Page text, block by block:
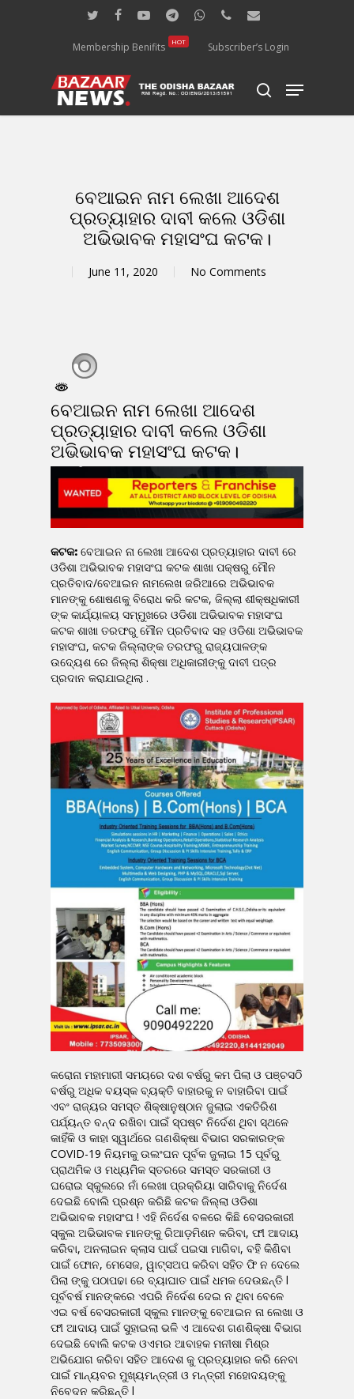
twitter facebookyoutubetelegramwhatsappphoneemail
Membership Benifits
HOT
Subscriber’s Login
search
Menu
ବେଆଇନ ନାମ ଲେଖା ଆଦେଶ
ପ୍ରତ୍ୟାହାର ଦାବୀ କଲେ ଓଡିଶା
ଅଭିଭାବକ ମହାସଂଘ କଟକ।
June 11, 2020 No Comments
ବେଆଇନ ନାମ ଲେଖା ଆଦେଶ
ପ୍ରତ୍ୟାହାର ଦାବୀ କଲେ ଓଡିଶା
ଅଭିଭାବକ ମହାସଂଘ କଟକ।
କଟକ: ବେଆଇନ ନା ଲେଖା ଆଦେଶ ପ୍ରତ୍ୟାହାର ଦାବୀ ରେ
ଓଡିଶା ଅଭିଭାବକ ମହାସଂଘ କଟକ ଶାଖା ପକ୍ଷରୁ ମୌନ
ପ୍ରତିବାଦ/ବେଆଇନ ନାମଲେଖ ଜରିଆରେ ଅଭିଭାବକ
ମାନଙ୍କୁ ଶୋଷଣକୁ ବିରୋଧ କରି କଟକ, ଜିଲ୍ଲା ଶୀକ୍ଷଧିକାରୀ
ଙ୍କ କାର୍ଯ୍ୟାଳୟ ସମ୍ମୁଖରେ ଓଡିଶା ଅଭିଭାବକ ମହାସଂଘ
କଟକ ଶାଖା ତରଫରୁ ମୌନ ପ୍ରତିବାଦ ସହ ଓଡିଶା ଅଭିଭାବକ
ମହାସଂଘ, କଟକ ଜିଲ୍ଲାଙ୍କ ତରଫରୁ ରାଜ୍ୟପାଳଙ୍କ
ଉଦ୍ୟେଶ ରେ ଜିଲ୍ଲା ଶିକ୍ଷା ଅଧିକାରୀଙ୍କୁ ଦାବୀ ପତ୍ର
ପ୍ରଦାନ କରାଯାଇଥିଲା .
କରୋନା ମହାମାରୀ ସମୟରେ ଦଶ ବର୍ଷରୁ କମ ପିଲା ଓ ପଞ୍ଚସଠି
ବର୍ଷରୁ ଅଧିକ ବୟସ୍କ ବ୍ୟକ୍ତି ବାହାରକୁ ନ ବାହାରିବା ପାଇଁ
ଏବଂ ରାଜ୍ୟର ସମସ୍ତ ଶିକ୍ଷାନୁଷ୍ଠାନ ଜୁଲାଇ ଏକତିରିଶ
ପର୍ଯ୍ୟନ୍ତ ବନ୍ଦ ରଖିବା ପାଇଁ ସ୍ପଷ୍ଟ ନିର୍ଦେଶ ଥିବା ସ୍ଥଳେ
କାହିଁକି ଓ କାହା ସ୍ୱାର୍ଥରେ ଗଣଶିକ୍ଷା ବିଭାଗ ସରକାରଙ୍କ
COVID-19 ନିୟମକୁ ଉଲଂଘନ ପୂର୍ବକ ଜୁଲାଇ 15 ପୂର୍ବରୁ
ପ୍ରାଥମିକ ଓ ମଧ୍ୟମିକ ସ୍ତରରେ ସମସ୍ତ ସରକାରୀ ଓ
ଘରୋଇ ସ୍କୁଲରେ ନାଁ ଲେଖା ପ୍ରକ୍ରିୟା ସାରିବାକୁ ନିର୍ଦେଶ
ଦେଇଛି ବୋଲି ପ୍ରଶ୍ନ କରିଛି କଟକ ଜିଲ୍ଲା ଓଡିଶା
ଅଭିଭାବକ ମହାସଂଘ ! ଏହି ନିର୍ଦେଶ ବଳରେ କିଛି ବେସରକାରୀ
ସ୍କୁଲ ଅଭିଭାବକ ମାନଙ୍କୁ ରିଆଡ଼ମିଶନ କରିବା, ଫୀ ଆଦାୟ
କରିବା, ଅନଲାଇନ କ୍ଲାସ ପାଇଁ ପଇସା ମାଗିବା, ବହି କିଣିବା
ପାଇଁ ଫୋନ, ମେସେଜ, ୱାଟ୍ସଅପ କରିବା ସହିତ ଫି ନ ଦେଲେ
ପିଲା ଙ୍କୁ ପଠାପଢା ରେ ବ୍ୟାଘାତ ପାଇଁ ଧମକ ଦେଉଛନ୍ତି l
ପୂର୍ବବର୍ଷ ମାନଙ୍କରେ ଏପରି ନିର୍ଦେଶ ଦେଇ ନ ଥିବା ବେଳେ
ଏଇ ବର୍ଷ ବେସରକାରୀ ସ୍କୁଲ ମାନଙ୍କୁ ବେଆଇନ ନା ଲେଖା ଓ
ଫୀ ଆଦାୟ ପାଇଁ ସୁହାଇଲା ଭଳି ଏ ଆଦେଶ ଗଣଶିକ୍ଷା ବିଭାଗ
ଦେଇଛି ବୋଲି କଟକ ଓଏମର ଆବାହକ ମନୀଷା ମିଶ୍ର
ଅଭିଯୋଗ କରିବା ସହିତ ଆଦେଶ କୁ ପ୍ରତ୍ୟାହାର କରି ନେବା
ପାଇଁ ମାନ୍ୟବର ମୁଖ୍ୟମନ୍ତ୍ରୀ ଓ ମନ୍ତ୍ରୀ ମହୋଦୟଙ୍କୁ
ନିବେଦନ କରିଛନ୍ତି l